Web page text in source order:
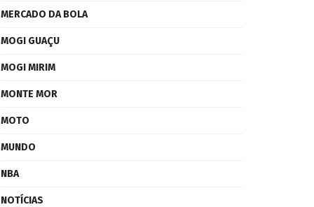
MERCADO DA BOLA
MOGI GUAÇU
MOGI MIRIM
MONTE MOR
MOTO
MUNDO
NBA
NOTÍCIAS